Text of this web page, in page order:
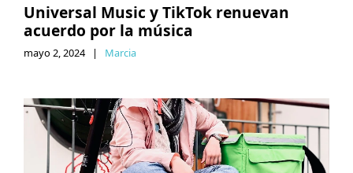
Universal Music y TikTok renuevan
acuerdo por la música
mayo 2, 2024 | Marcia